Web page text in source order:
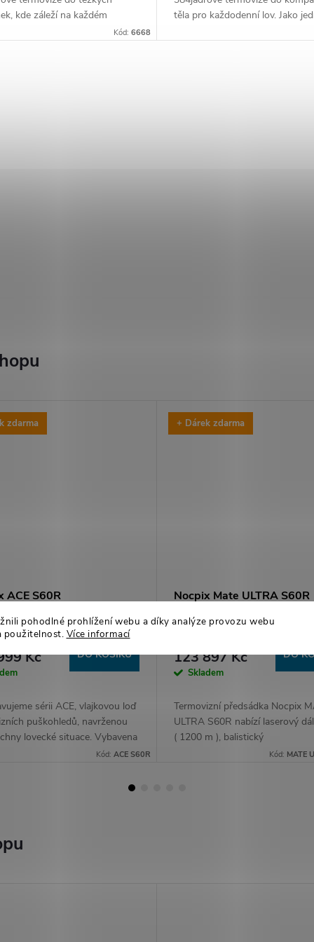
pohodlné prohlížení webu a díky analýze provozu webu
použitelnost. Více informací
kde záleží na každém
Jako první termovize na světě
Kód: 6668
těla pro každodenní lov. Jako
prvních termovizí na světě s
zdarma
ACE S60R
1990 Kč
bez DPH
Kč DO KOŠÍKU
sérii ACE, vlajkovou loď
puškohledů, navrženou
lovecké situace. Vybavena
senzorem 2. generace,Kód: ACE S60R
+ Dárek zdarma
Nocpix Mate ULTRA S60R
hodnotě 1990 Kč
123 897 Kč
Skladem
DO
Termovizní předsádka Nocpix
ULTRA S60R nabízí laserový
( 1200 m ), balistický
kalkulátor, detekční vzdálenost
Kód: MATE